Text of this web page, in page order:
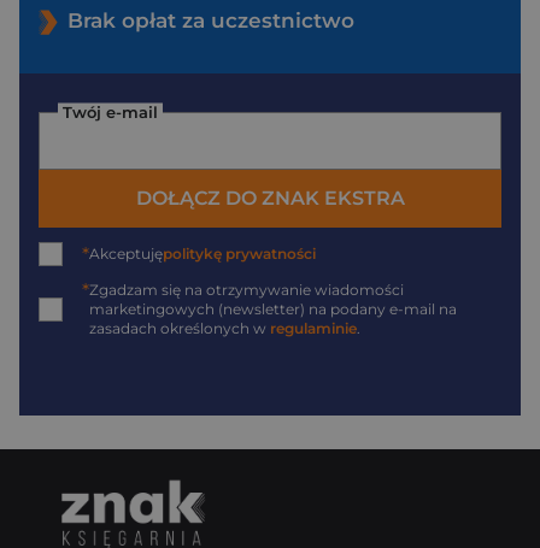
Brak opłat za uczestnictwo
Twój e-mail
DOŁĄCZ DO ZNAK EKSTRA
*Akceptujępolitykę prywatności
*Zgadzam się na otrzymywanie wiadomości
marketingowych (newsletter) na podany e-mail na
zasadach określonych w regulaminie